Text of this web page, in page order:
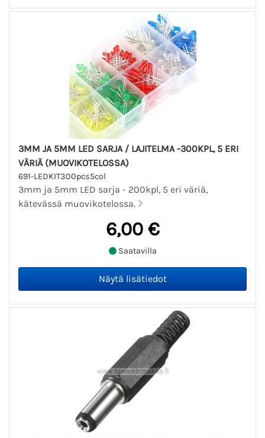
3MM JA 5MM LED SARJA / LAJITELMA -300KPL, 5 ERI
VÄRIÄ (MUOVIKOTELOSSA)
691-LEDKIT300pcs5col
3mm ja 5mm LED sarja - 200kpl, 5 eri väriä,
kätevässä muovikotelossa.
6,00 €
Saatavilla